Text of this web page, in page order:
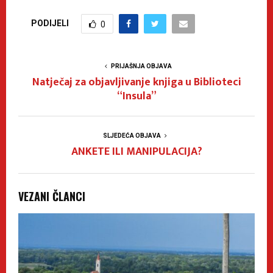
PODIJELI 0
PRIJAŠNJA OBJAVA
Natječaj za objavljivanje knjiga u Biblioteci
“Insula”
SLJEDEĆA OBJAVA
ANKETE ILI MANIPULACIJA?
VEZANI ČLANCI